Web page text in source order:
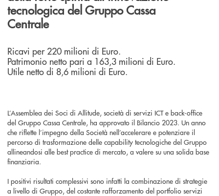
tecnologica del Gruppo Cassa
Centrale
Ricavi per 220 milioni di Euro.
Patrimonio netto pari a 163,3 milioni di Euro.
Utile netto di 8,6 milioni di Euro.
L’Assemblea dei Soci di Allitude, società di servizi ICT e back-office
del Gruppo Cassa Centrale, ha approvato il Bilancio 2023. Un anno
che riflette l’impegno della Società nell’accelerare e potenziare il
percorso di trasformazione delle capability tecnologiche del Gruppo
allineandosi alle best practice di mercato, a valere su una solida base
finanziaria.
I positivi risultati complessivi sono infatti la combinazione di strategie
a livello di Gruppo, del costante rafforzamento del portfolio servizi